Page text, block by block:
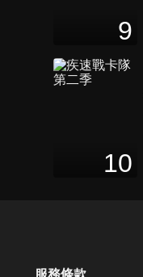
9
10
服務條款